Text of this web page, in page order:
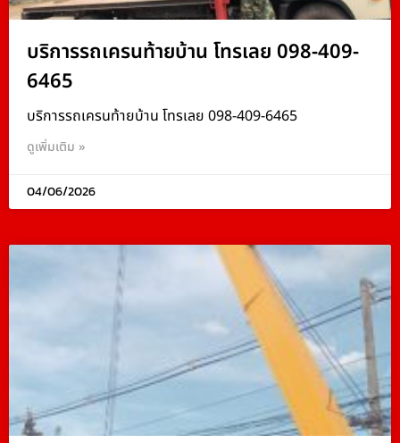
บริการรถเครนท้ายบ้าน โทรเลย 098-409-
6465
บริการรถเครนท้ายบ้าน โทรเลย 098-409-6465
ดูเพิ่มเติม »
04/06/2026